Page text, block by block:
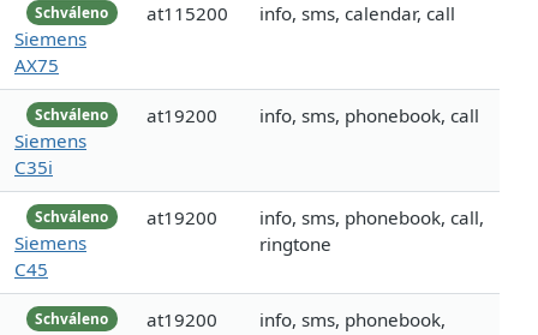
Schváleno
Siemens
AX75
at115200 info, sms, calendar, call
Schváleno
Siemens
C35i
at19200 info, sms, phonebook, call
Schváleno
Siemens
C45
at19200
info, sms, phonebook, call,
ringtone
Schváleno at19200
info, sms, phonebook,